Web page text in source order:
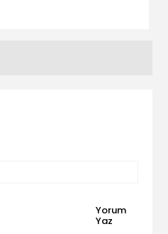
Yorum
Yaz